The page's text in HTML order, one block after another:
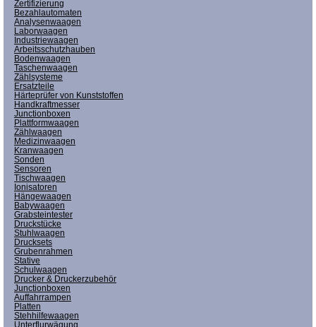
Zertifizierung
Bezahlautomaten
Analysenwaagen
Laborwaagen
Industriewaagen
Arbeitsschutzhauben
Bodenwaagen
Taschenwaagen
Zählsysteme
Ersatzteile
Härteprüfer von Kunststoffen
Handkraftmesser
Junctionboxen
Plattformwaagen
Zählwaagen
Medizinwaagen
Kranwaagen
Sonden
Sensoren
Tischwaagen
Ionisatoren
Hängewaagen
Babywaagen
Grabsteintester
Druckstücke
Stuhlwaagen
Drucksets
Grubenrahmen
Stative
Schulwaagen
Drucker & Druckerzubehör
Junctionboxen
Auffahrrampen
Platten
Stehhilfewaagen
Unterflurwägung